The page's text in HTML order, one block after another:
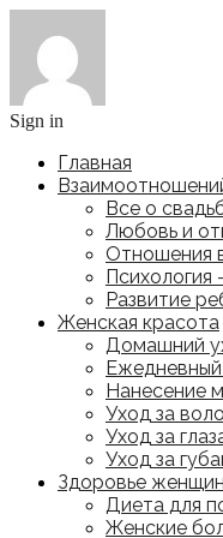
Sign in
Главная
Все о
Любовь и
Отношения
Развитие
Женская красота
Домашний
Нанесение
Уход за
Уход за
Уход за
Здоровье
Диета для
Женские